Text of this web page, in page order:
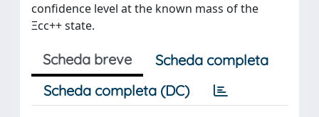
confidence level at the known mass of the
Ξcc++ state.
Scheda breve
Scheda completa
Scheda completa (DC)